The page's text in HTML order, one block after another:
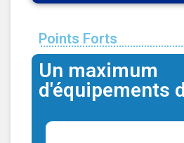
Points Forts
Un maximum
d'équipements